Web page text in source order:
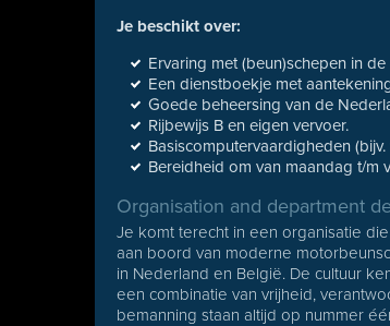
Je beschikt over:
Ervaring met (beun)schepen in
Een dienstboekje met
Goede beheersing van de
Rijbewijs B en eigen vervoer.
Basiscomputervaardigheden
Bereidheid om van maandag t/m
Organisation and department
Je komt terecht in een organisatie
aan boord van moderne
in Nederland en België. De cultuur
een combinatie van vrijheid,
bemanning staan altijd op nummer